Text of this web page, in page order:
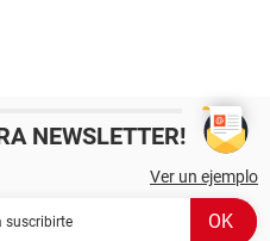
NEWSLETTER!
Ver un ejemplo